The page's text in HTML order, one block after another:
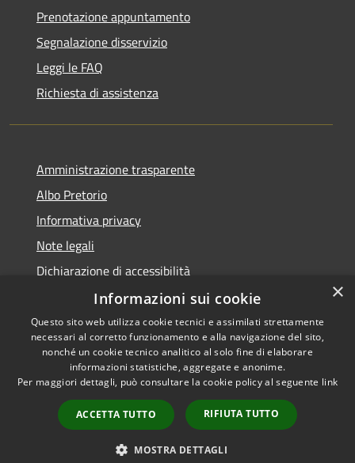
Prenotazione appuntamento
Segnalazione disservizio
Leggi le FAQ
Richiesta di assistenza
Amministrazione trasparente
Albo Pretorio
Informativa privacy
Note legali
Dichiarazione di accessibilità
Accessibilità
Privacy
Mappa del sito
Copyright © 2026 • Comune di
Spinadesco • Powered by
Municipium•Accesso
redazione
×
Informazioni sui cookie
Questo sito web utilizza cookie tecnici e assimilati strettamente
necessari al corretto funzionamento e alla navigazione del sito,
nonché un cookie tecnico analitico al solo fine di elaborare
informazioni statistiche, aggregate e anonime.
Per maggiori dettagli, può consultare la cookie policy al seguente link
ACCETTA TUTTO RIFIUTA TUTTO
MOSTRA DETTAGLI